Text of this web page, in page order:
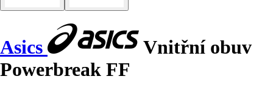
Asics
Vnitřní obuv
Powerbreak FF